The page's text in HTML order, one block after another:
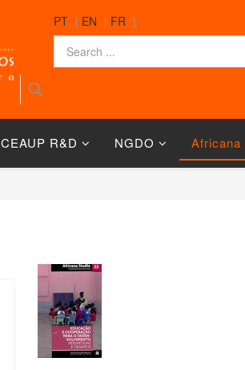
PT | EN | FR |
CEAUP R&D NGDO Africana